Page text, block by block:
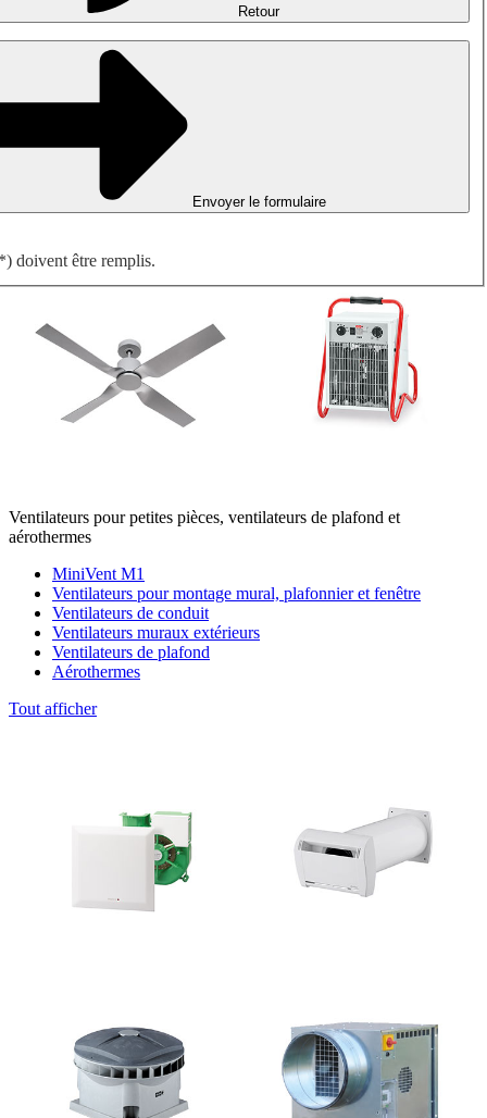
Ventilateurs pour petites pièces, ventilateurs de plafond et
aérothermes
MiniVent M1
Ventilateurs pour montage mural, plafonnier et fenêtre
Ventilateurs de conduit
Ventilateurs muraux extérieurs
Ventilateurs de plafond
Aérothermes
Tout afficher
Retour
Envoyer le formulaire
doivent être remplis.